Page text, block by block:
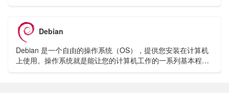
Debian
Debian 是一个自由的操作系统（OS），提供您安装在计算机
上使用。操作系统就是能让您的计算机工作的一系列基本程序